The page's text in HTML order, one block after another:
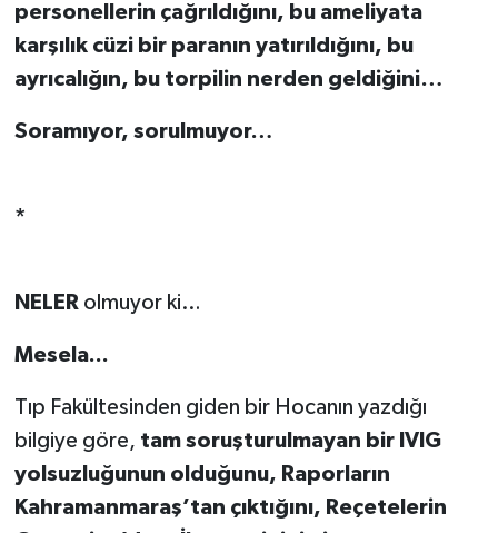
personellerin çağrıldığını, bu ameliyata
karşılık cüzi bir paranın yatırıldığını, bu
ayrıcalığın, bu torpilin nerden geldiğini…
Soramıyor, sorulmuyor…
*
NELERolmuyor ki…
Mesela...
Tıp Fakültesinden giden bir Hocanın yazdığı
bilgiye göre, tam soruşturulmayan bir IVIG
yolsuzluğunun olduğunu, Raporların
Kahramanmaraş’tan çıktığını, Reçetelerin